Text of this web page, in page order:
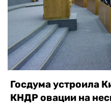
Госдума устроила
КНДР овации на